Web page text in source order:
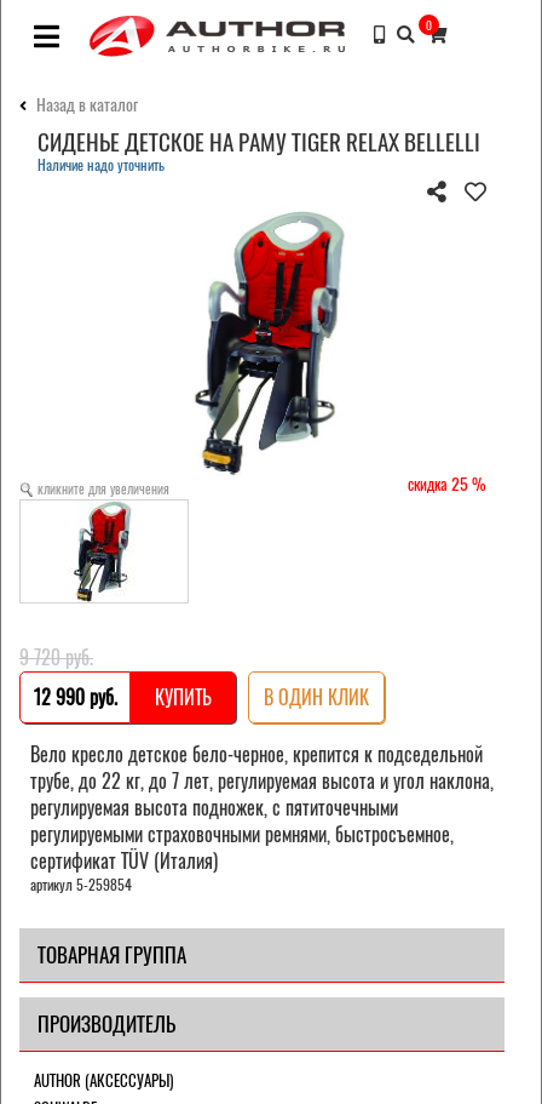
0
Назад в каталог
СИДЕНЬЕ ДЕТСКОЕ НА РАМУ TIGER RELAX BELLELLI
Наличие надо уточнить
25
кликните для увеличения
9 720 pуб.
12 990 pуб.
КУПИТЬ В ОДИН КЛИК
Вело кресло детское бело-черное, крепится к подседельной
трубе, до 22 кг, до 7 лет, регулируемая высота и угол наклона,
регулируемая высота подножек, с пятиточечными
регулируемыми страховочными ремнями, быстросъемное,
cертификат TÜV (Италия)
артикул 5-259854
ТОВАРНАЯ ГРУППА
ПРОИЗВОДИТЕЛЬ
AUTHOR (АКСЕССУАРЫ)